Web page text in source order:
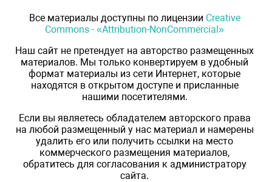
Все материалы доступны по лицензии Creative
Commons - «Attribution-NonCommercial»
Наш сайт не претендует на авторство размещенных
материалов. Мы только конвертируем в удобный
формат материалы из сети Интернет, которые
находятся в открытом доступе и присланные
нашими посетителями.
Если вы являетесь обладателем авторского права
на любой размещенный у нас материал и намерены
удалить его или получить ссылки на место
коммерческого размещения материалов,
обратитесь для согласования к администратору
сайта.